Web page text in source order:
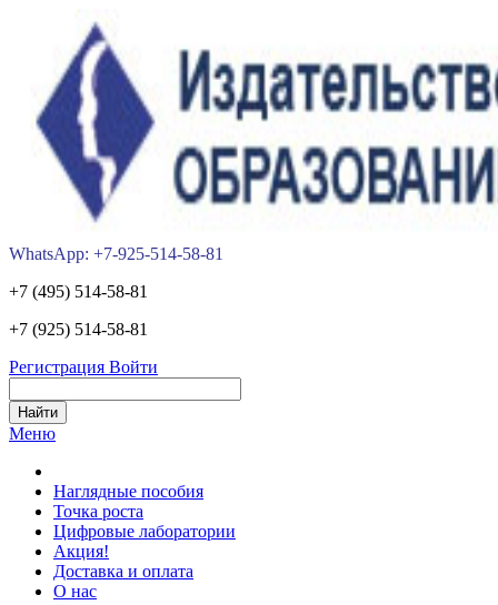
WhatsApp: +7-925-514-58-81
+7 (495) 514-58-81
+7 (925) 514-58-81
Регистрация Войти
Меню
Наглядные пособия
Точка роста
Цифровые лаборатории
Акция!
Доставка и оплата
О нас